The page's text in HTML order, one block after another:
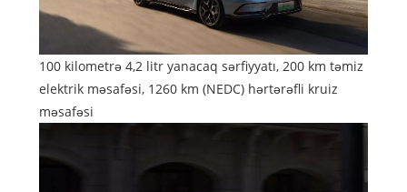
100 kilometrə 4,2 litr yanacaq sərfiyyatı, 200 km təmiz
elektrik məsafəsi, 1260 km (NEDC) hərtərəfli kruiz
məsafəsi